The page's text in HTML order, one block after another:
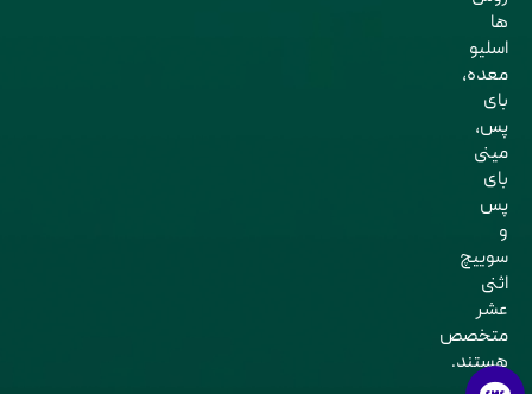
ها
اسلیو
معده،
بای
پس،
مینی
بای
پس
و
سوییچ
اثنی
عشر
متخصص
هستند.